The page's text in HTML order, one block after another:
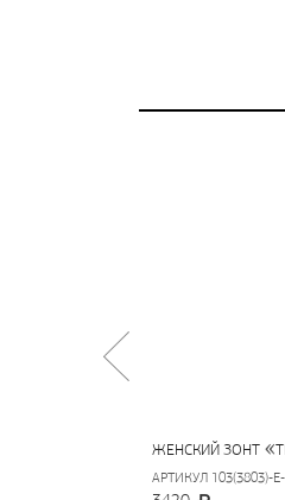
ЖЕНСКИЙ ЗОНТ «
АРТИКУЛ 103(3803)-